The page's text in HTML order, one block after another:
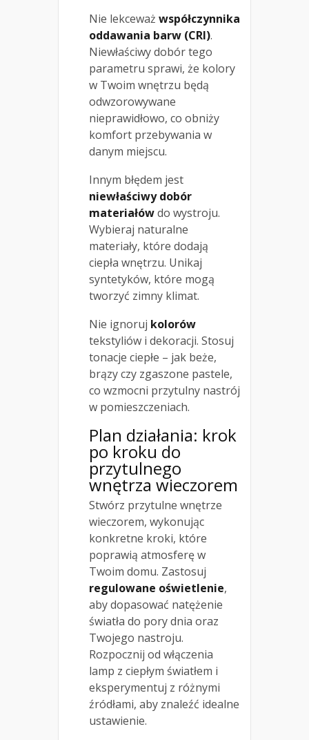
Nie lekceważ współczynnika
oddawania barw (CRI).
Niewłaściwy dobór tego
parametru sprawi, że kolory
w Twoim wnętrzu będą
odwzorowywane
nieprawidłowo, co obniży
komfort przebywania w
danym miejscu.
Innym błędem jest
niewłaściwy dobór
materiałówdo wystroju.
Wybieraj naturalne
materiały, które dodają
ciepła wnętrzu. Unikaj
syntetyków, które mogą
tworzyć zimny klimat.
Nie ignoruj kolorów
tekstyliów i dekoracji. Stosuj
tonacje ciepłe – jak beże,
brązy czy zgaszone pastele,
co wzmocni przytulny nastrój
w pomieszczeniach.
Plan działania: krok
po kroku do
przytulnego
wnętrza wieczorem
Stwórz przytulne wnętrze
wieczorem, wykonując
konkretne kroki, które
poprawią atmosferę w
Twoim domu. Zastosuj
regulowane oświetlenie,
aby dopasować natężenie
światła do pory dnia oraz
Twojego nastroju.
Rozpocznij od włączenia
lamp z ciepłym światłem i
eksperymentuj z różnymi
źródłami, aby znaleźć idealne
ustawienie.